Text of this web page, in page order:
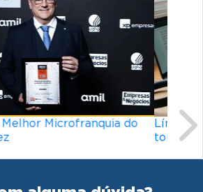
difíceis do mundo: o que
desafiador?
alguma dúvida?
minha unidade!